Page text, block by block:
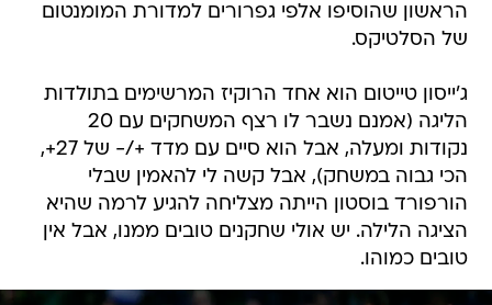
הראשון שהוסיפו אלפי גפרורים למדורת המומנטום
של הסלטיקס.
ג'ייסון טייטום הוא אחד הרוקיז המרשימים בתולדות
הליגה (אמנם נשבר לו רצף המשחקים עם 20
נקודות ומעלה, אבל הוא סיים עם מדד +/- של 27+,
הכי גבוה במשחק), אבל קשה לי להאמין שבלי
הורפורד בוסטון הייתה מצליחה להגיע לרמה שהיא
הציגה הלילה. יש אולי שחקנים טובים ממנו, אבל אין
טובים כמוהו.